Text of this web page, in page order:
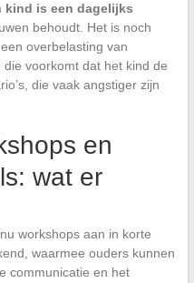
kind is een dagelijks
behoudt. Het is noch
overbelasting van
voorkomt dat het kind de
die vaak angstiger zijn
en
wat er
workshops aan in korte
waarmee ouders kunnen
communicatie en het